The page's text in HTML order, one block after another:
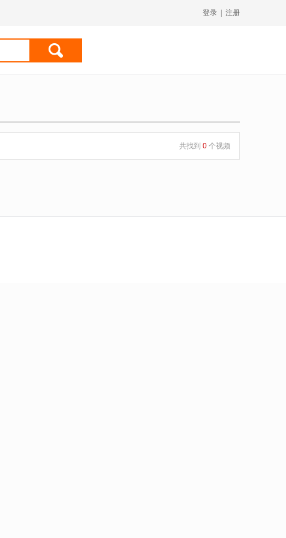
登录 注册
共找到 0 个视频